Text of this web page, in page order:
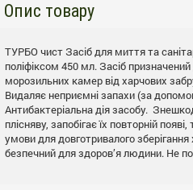
Опис товару
ТУРБО чист Засіб для миття та
поліфіксом 450 мл. Засіб
морозильних камер від харчових
Видаляє неприємні запахи (за
Антибактеріальна дія засобу.
плісняву, запобігає їх повторній
умови для довготривалого
безпечний для здоров’я людини. Не